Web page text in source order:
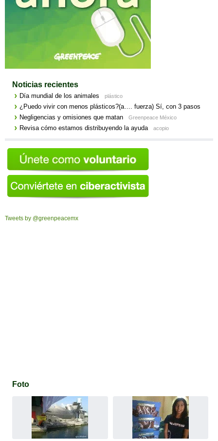
Noticias recientes
Día mundial de los animales plástico
¿Puedo vivir con menos plásticos?(a…. fuerza) Sí, con 3 pasos
Negligencias y omisiones que matan
Greenpeace México
Revisa cómo estamos distribuyendo la ayuda acopio
Tweets by @greenpeacemx
Foto